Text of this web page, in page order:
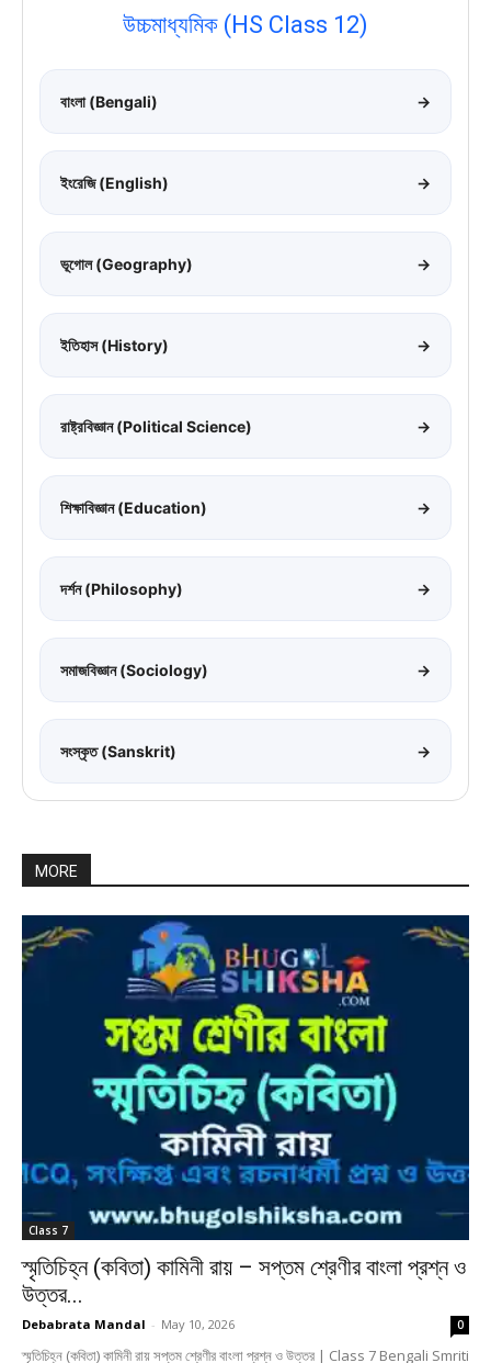
উচ্চমাধ্যমিক (HS Class 12)
বাংলা (Bengali) →
ইংরেজি (English) →
ভূগোল (Geography) →
ইতিহাস (History) →
রাষ্ট্রবিজ্ঞান (Political Science) →
শিক্ষাবিজ্ঞান (Education) →
দর্শন (Philosophy) →
সমাজবিজ্ঞান (Sociology) →
সংস্কৃত (Sanskrit) →
MORE
Class 7
স্মৃতিচিহ্ন (কবিতা) কামিনী রায় – সপ্তম শ্রেণীর বাংলা প্রশ্ন ও
উত্তর...
Debabrata Mandal - May 10, 2026 0
স্মৃতিচিহ্ন (কবিতা) কামিনী রায় সপ্তম শ্রেণীর বাংলা প্রশ্ন ও উত্তর | Class 7 Bengali Smriti